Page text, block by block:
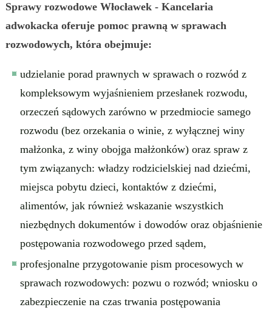
Sprawy rozwodowe Włocławek - Kancelaria
adwokacka oferuje pomoc prawną w sprawach
rozwodowych, która obejmuje:
udzielanie porad prawnych w sprawach o rozwód z
kompleksowym wyjaśnieniem przesłanek rozwodu,
orzeczeń sądowych zarówno w przedmiocie samego
rozwodu (bez orzekania o winie, z wyłącznej winy
małżonka, z winy obojga małżonków) oraz spraw z
tym związanych: władzy rodzicielskiej nad dziećmi,
miejsca pobytu dzieci, kontaktów z dziećmi,
alimentów, jak również wskazanie wszystkich
niezbędnych dokumentów i dowodów oraz objaśnienie
postępowania rozwodowego przed sądem,
profesjonalne przygotowanie pism procesowych w
sprawach rozwodowych: pozwu o rozwód; wniosku o
zabezpieczenie na czas trwania postępowania